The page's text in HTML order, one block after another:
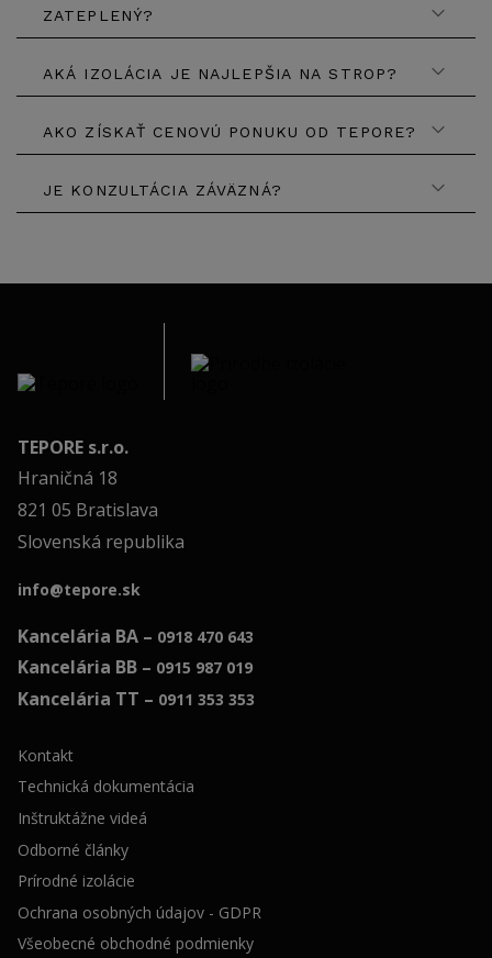
ZATEPLENÝ?
AKÁ IZOLÁCIA JE NAJLEPŠIA NA STROP?
AKO ZÍSKAŤ CENOVÚ PONUKU OD TEPORE?
JE KONZULTÁCIA ZÁVÄZNÁ?
TEPORE s.r.o.
Hraničná 18
821 05 Bratislava
Slovenská republika
info@tepore.sk
Kancelária BA – 0918 470 643
Kancelária BB – 0915 987 019
Kancelária TT – 0911 353 353
Kontakt
Technická dokumentácia
Inštruktážne videá
Odborné články
Prírodné izolácie
Ochrana osobných údajov - GDPR
Všeobecné obchodné podmienky